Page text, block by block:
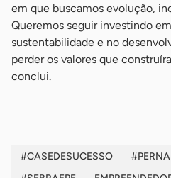
em que buscamos evolução,
Queremos seguir investindo
sustentabilidade e no
perder os valores que
conclui.
#CASEDESUCESSO